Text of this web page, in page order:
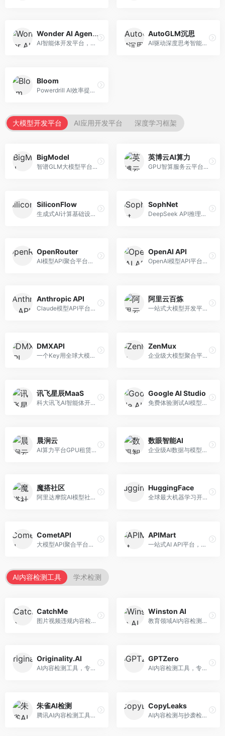
Wonder AI Agents
AI智能体开发平台，专注于低代码智能体创建。面向开发者，提供可视化开发、模板库、部署服务等功能，开发门槛低。
AutoGLM沉思
AI驱动深度思考智能体，专注于复杂推理任务。面向高级用户，提供深度分析、逻辑推理、决策支持等服务，推理能力强。
Bloom
Powerdrill AI效率提升平台，专注于企业智能化。面向企业用户，提供智能体创建、流程自动化、数据分析等服务，企业效率提升显著。
大模型开发平台 AI应用开发平台 深度学习框架
BigModel
智谱GLM大模型平台，提供API调用与模型服务。面向开发者和企业用户，提供GLM系列模型API、微调服务、应用开发工具等，开源生态完善。
英博云AI算力
GPU智算服务云平台，专注于AI算力租赁。面向AI研究者和企业，提供GPU租赁、模型训练、推理服务等，算力资源丰富。
SiliconFlow
生成式AI计算基础设施平台，专注于模型推理服务。面向开发者和企业，提供多模型API、高性能推理、成本优化等服务，推理性价比高。
SophNet
DeepSeek API推理平台，专注于DeepSeek模型服务。面向开发者，提供DeepSeek模型API、高性能推理、低成本服务，推理效率高。
OpenRouter
AI模型API聚合平台，整合多种主流大模型。面向开发者，提供统一API接口、模型对比、成本优化等服务，模型选择灵活。
OpenAI API
OpenAI模型API平台，提供GPT系列模型服务。面向开发者，提供模型API、微调服务、Assistants API等，是AI开发领域的基础设施。
Anthropic API
Claude模型API平台，专注于安全可靠的AI服务。面向开发者，提供Claude系列模型API、安全特性、企业级服务等，API质量高。
阿里云百炼
一站式大模型开发平台，深度整合阿里云服务。面向企业开发者和AI团队，提供模型训练、微调、部署、应用开发等全流程服务，企业级功能完善。
DMXAPI
一个Key用全球大模型的聚合平台。面向开发者，提供多模型统一API、简化接入、成本控制等服务，接入便捷。
ZenMux
企业级大模型聚合平台，专注于企业AI服务。面向企业用户，提供多模型管理、安全合规、成本优化等服务，企业级功能完善。
讯飞星辰MaaS
科大讯飞AI智能体开发平台，专注于企业级模型服务。面向企业用户，提供模型调用、智能体创建、行业解决方案等服务，中文能力突出。
Google AI Studio
免费体验测试AI模型的平台，深度整合Google生态。面向开发者和研究者，提供Gemini模型体验、API密钥管理、提示词测试等服务，免费使用。
晨涧云
AI算力平台GPU租赁服务，专注于弹性算力。面向开发者和研究者，提供GPU租赁、弹性调度、成本优化等服务，算力灵活。
数眼智能AI
企业级AI数据与模型服务平台，专注于数据驱动AI。面向企业用户，提供数据管理、模型训练、部署服务等，数据治理能力强。
魔搭社区
阿里达摩院AI模型社区，专注于中文AI生态。面向中文开发者，提供开源模型、数据集、开发工具等资源，中文模型丰富。
HuggingFace
全球最大机器学习开源社区，整合模型库与开发工具。面向AI研究者和开发者，提供开源模型、数据集、开发工具等资源，开源生态最完善。
CometAPI
大模型API聚合平台，整合多种AI模型服务。面向开发者，提供统一接口、模型切换、监控分析等服务，API管理便捷。
APIMart
一站式AI API平台，整合多种AI服务。面向开发者，提供模型API、图像处理、语音识别等服务，API种类丰富。
AI内容检测工具 学术检测
CatchMe
图片视频违规内容检测平台，专注于视觉内容安全。面向内容平台，提供图片审核、视频审核、直播监控等服务，视觉检测专业。
Winston AI
教育领域AI内容检测平台，专注于学术诚信。面向教育机构，提供AI内容检测、抄袭检测、报告生成等服务，教育适配性强。
Originality.AI
AI内容检测工具，专注于内容原创性验证。面向内容创作者和出版商，提供AI检测、抄袭检测、批量分析等服务，检测精度高。
GPTZero
AI内容检测工具，专注于AI生成文本识别。面向教育工作者和出版商，提供文本检测、批量分析、API接口等服务，检测准确率高。
朱雀AI检测
腾讯AI内容检测工具，专注于中文内容识别。面向中文用户，提供AI内容检测、文本分析、报告生成等服务，中文检测专业。
CopyLeaks
AI内容检测与抄袭检测平台，专注于内容原创性验证。面向教育机构和出版商，提供AI检测、抄袭检测、多语言支持等服务，检测全面。